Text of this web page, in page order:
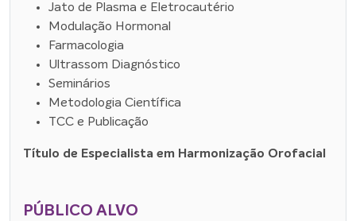
Jato de Plasma e Eletrocautério
Modulação Hormonal
Farmacologia
Ultrassom Diagnóstico
Seminários
Metodologia Científica
TCC e Publicação
Título de Especialista em Harmonização Orofacial
PÚBLICO ALVO